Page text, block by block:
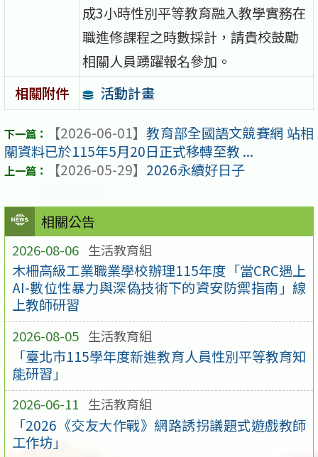
相關公告
2026-08-06 生活教育組
木柵高級工業職業學校辦理115年度「當CRC遇上
AI-數位性暴力與深偽技術下的資安防禦指南」線
上教師研習
2026-08-05 生活教育組
「臺北市115學年度新進教育人員性別平等教育知
能研習」
2026-06-11 生活教育組
「2026《交友大作戰》網路誘拐議題式遊戲教師
工作坊」
成3小時性別平等教育融入教學實務在
職進修課程之時數採計，請貴校鼓勵
相關人員踴躍報名參加。
相關附件
活動計畫
【2026-06-01】 教育部全國語文競賽網 站相
關資料已於115年5月20日正式移轉至教 ...
【2026-05-29】 2026永續好日子